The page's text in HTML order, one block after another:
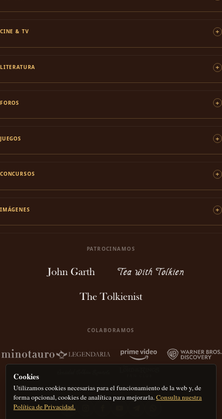
CINE & TV
LITERATURA
FOROS
JUEGOS
CONCURSOS
IMÁGENES
PATROCINAMOS
COLABORAMOS
Cookies
Utilizamos cookies necesarias para el funcionamiento de la web y, de
forma opcional, cookies de analítica para mejorarla.Consulta nuestra
Política de Privacidad.